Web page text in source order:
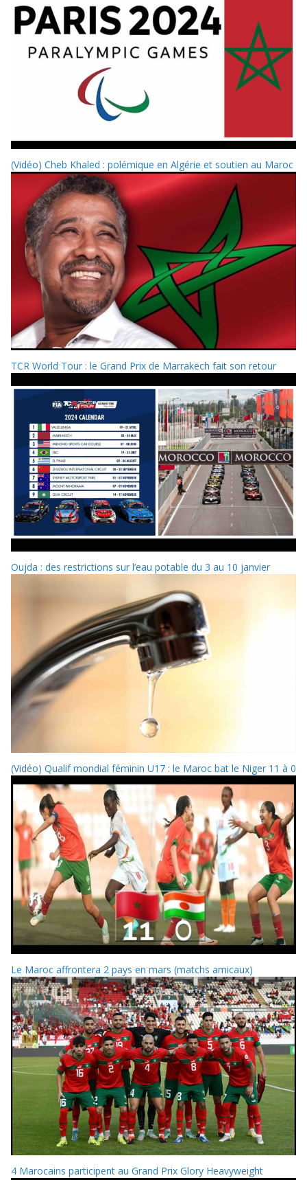
(Vidéo) Cheb Khaled : polémique en Algérie et soutien au Maroc
TCR World Tour : le Grand Prix de Marrakech fait son retour
Oujda : des restrictions sur l’eau potable du 3 au 10 janvier
(Vidéo) Qualif mondial féminin U17 : le Maroc bat le Niger 11 à 0
Le Maroc affrontera 2 pays en mars (matchs amicaux)
4 Marocains participent au Grand Prix Glory Heavyweight